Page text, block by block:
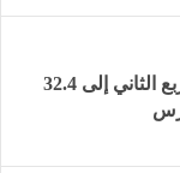
42 % قفزة بأرباح «أرامكو السعودية» بالربع الثاني إلى 32.4